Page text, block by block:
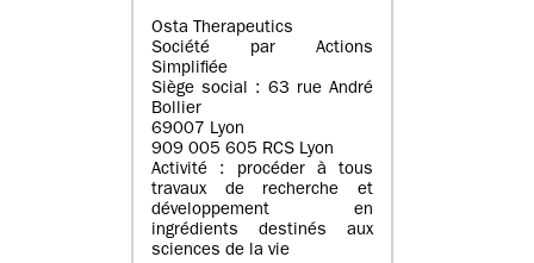
Osta Therapeutics
Société par Actions
Simplifiée
Siège social : 63 rue André
Bollier
69007 Lyon
909 005 605 RCS Lyon
Activité : procéder à tous
travaux de recherche et
développement en
ingrédients destinés aux
sciences de la vie